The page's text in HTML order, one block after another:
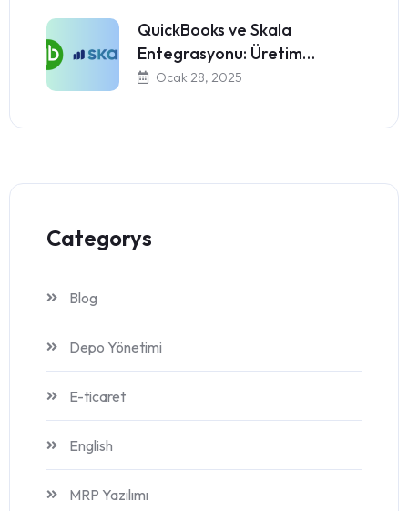
QuickBooks ve Skala
Entegrasyonu: Üretim…
Ocak 28, 2025
Categorys
Blog
Depo Yönetimi
E-ticaret
English
MRP Yazılımı